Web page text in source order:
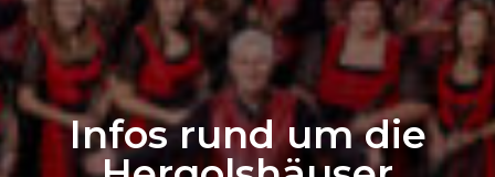
Infos rund um die